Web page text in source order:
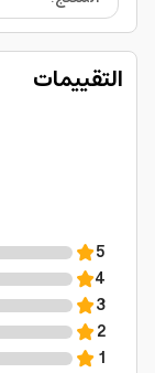
التقييمات
5
4
3
2
1